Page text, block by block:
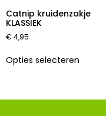
Catnip kruidenzakje
KLASSIEK
€ 4,95
Opties selecteren